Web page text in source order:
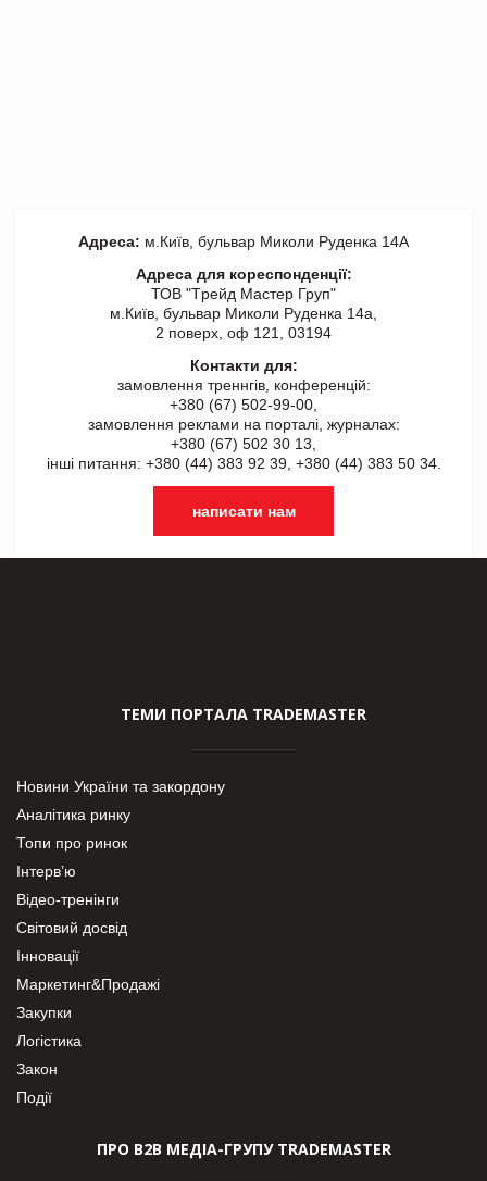
Адреса: м.Київ, бульвар Миколи Руденка 14А
Адреса для кореспонденції:
ТОВ "Tрейд Мастер Груп"
м.Київ, бульвар Миколи Руденка 14а,
2 поверх, оф 121, 03194
Контакти для:
замовлення треннгів, конференцій:
+380 (67) 502-99-00,
замовлення реклами на порталі, журналах:
+380 (67) 502 30 13,
інші питання: +380 (44) 383 92 39, +380 (44) 383 50 34.
написати нам
ТЕМИ ПОРТАЛА TRADEMASTER
Новини України та закордону
Аналітика ринку
Топи про ринок
Інтерв’ю
Відео-тренінги
Світовий досвід
Інновації
Маркетинг&Продажі
Закупки
Логістика
Закон
Події
ПРО В2В МЕДІА-ГРУПУ TRADEMASTER